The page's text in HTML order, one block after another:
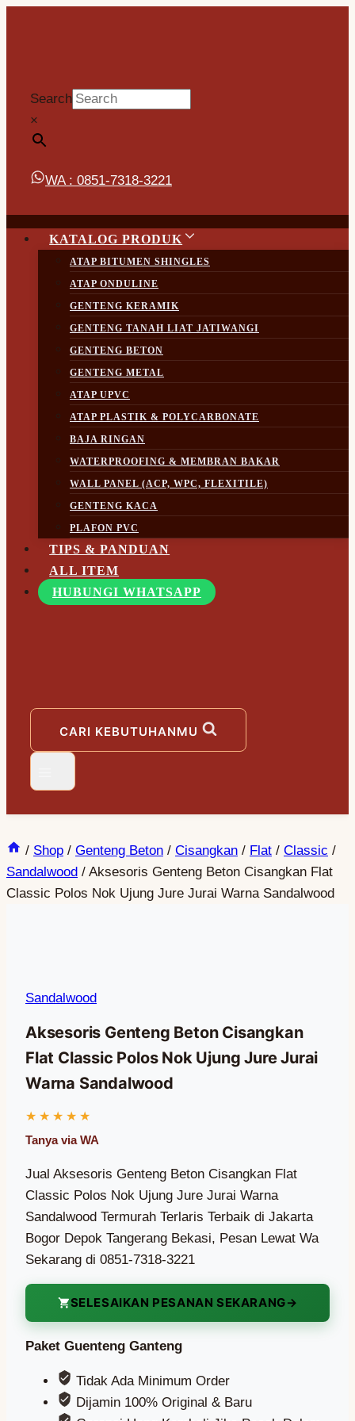
Search
×
WA : 0851-7318-3221
KATALOG PRODUK
ATAP BITUMEN SHINGLES
ATAP ONDULINE
GENTENG KERAMIK
GENTENG TANAH LIAT JATIWANGI
GENTENG BETON
GENTENG METAL
ATAP UPVC
ATAP PLASTIK & POLYCARBONATE
BAJA RINGAN
WATERPROOFING & MEMBRAN BAKAR
WALL PANEL (ACP, WPC, FLEXITILE)
GENTENG KACA
PLAFON PVC
TIPS & PANDUAN
ALL ITEM
HUBUNGI WHATSAPP
CARI KEBUTUHANMU
/ Shop / Genteng Beton / Cisangkan / Flat / Classic /
Sandalwood / Aksesoris Genteng Beton Cisangkan Flat
Classic Polos Nok Ujung Jure Jurai Warna Sandalwood
Sandalwood
Aksesoris Genteng Beton Cisangkan
Flat Classic Polos Nok Ujung Jure Jurai
Warna Sandalwood
Jual Aksesoris Genteng Beton Cisangkan Flat
Classic Polos Nok Ujung Jure Jurai Warna
Sandalwood Termurah Terlaris Terbaik di Jakarta
Bogor Depok Tangerang Bekasi, Pesan Lewat Wa
Sekarang di 0851-7318-3221
SELESAIKAN PESANAN SEKARANG
Paket Guenteng Ganteng
Tidak Ada Minimum Order
Dijamin 100% Original & Baru